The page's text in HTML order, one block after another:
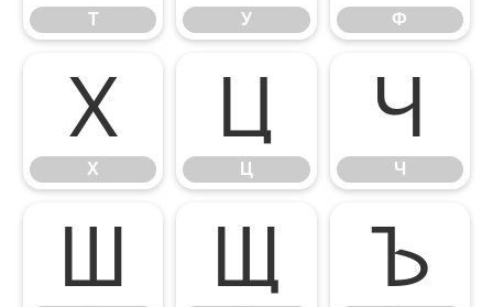
Т У Ф
Х
Х
Ц
Ц
Ч
Ч
Ш Щ Ъ